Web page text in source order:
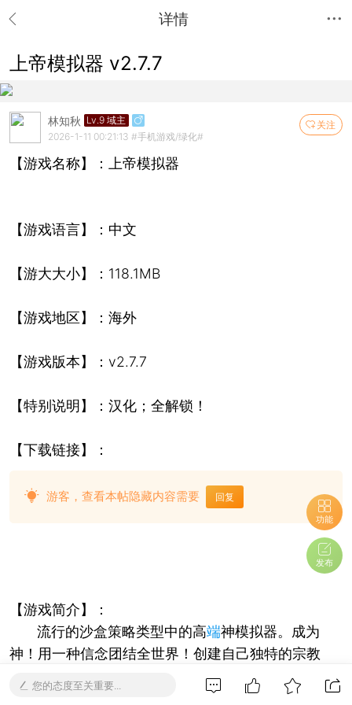
详情
上帝模拟器 v2.7.7
关注
林知秋 Lv.9 域主
2026-1-11 00:21:13 #手机游戏/绿化#
【游戏名称】：上帝模拟器
【游戏语言】：中文
【游大大小】：118.1MB
【游戏地区】：海外
【游戏版本】：v2.7.7
【特别说明】：汉化；全解锁！
【下载链接】：
游客，查看本帖隐藏内容需要 回复
【游戏简介】：
流行的沙盒策略类型中的高端神模拟器。成为
神！用一种信念团结全世界！创建自己独特的宗教
您的态度至关重要...
功能
发布